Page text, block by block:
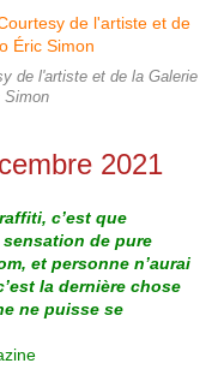
de l'artiste et de la Galerie
2021
c’est que
de pure
et personne n’aurai
la dernière chose
ne puisse se